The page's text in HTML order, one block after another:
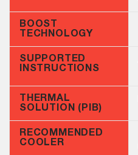
BOOST
TECHNOLOGY
SUPPORTED
INSTRUCTIONS
THERMAL
SOLUTION (PIB)
RECOMMENDED
COOLER